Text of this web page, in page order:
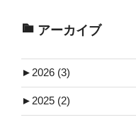
アーカイブ
► 2026 (3)
► 2025 (2)